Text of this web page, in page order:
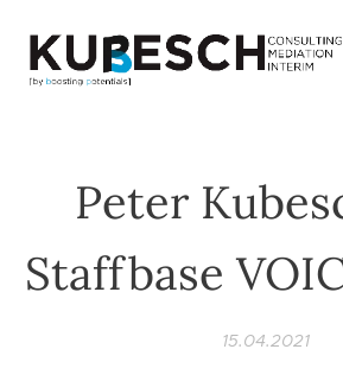
Peter
Staffbase
15.04.2021